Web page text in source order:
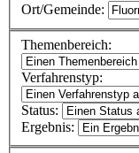
Ort/Gemeinde:
Themenbereich:
Verfahrenstyp:
Status:
Ergebnis: